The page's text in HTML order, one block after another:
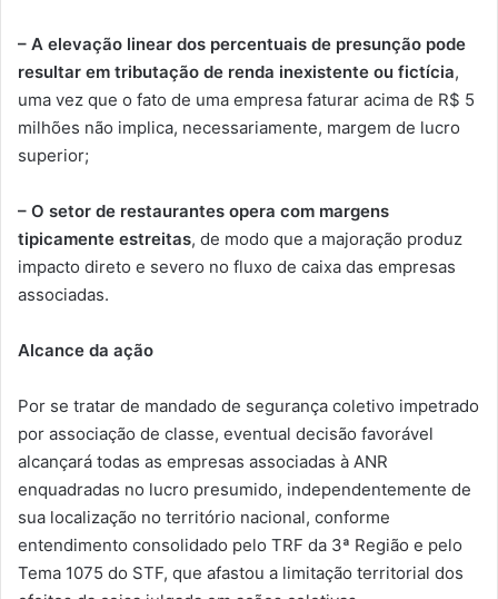
– A elevação linear dos percentuais de presunção pode
resultar em tributação de renda inexistente ou fictícia,
uma vez que o fato de uma empresa faturar acima de R$ 5
milhões não implica, necessariamente, margem de lucro
superior;
– O setor de restaurantes opera com margens
tipicamente estreitas, de modo que a majoração produz
impacto direto e severo no fluxo de caixa das empresas
associadas.
Alcance da ação
Por se tratar de mandado de segurança coletivo impetrado
por associação de classe, eventual decisão favorável
alcançará todas as empresas associadas à ANR
enquadradas no lucro presumido, independentemente de
sua localização no território nacional, conforme
entendimento consolidado pelo TRF da 3ª Região e pelo
Tema 1075 do STF, que afastou a limitação territorial dos